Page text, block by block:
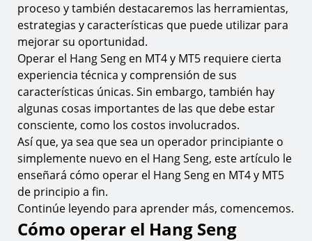
1. Descargue la plataforma de comercio MT4 o MT5
Paso 1. Registre su cuenta
3. Paso 2. Cree una cuenta demo o en vivo
4. Paso 3. Descargue la plataforma de comercio MT4 o
MT5
5.
Paso 4. Fondee su cuenta
6. Paso 5. Transfiera sus fondos a la plataforma de
comercio MT4 o MT5
7. Paso 6. Inicie sesión en la plataforma de comercio
MT4 o MT5
Cómo encontrar el Hang Seng (HK50) en MT4 y
MT5
proceso y también destacaremos las herramientas,
estrategias y características que puede utilizar para
mejorar su oportunidad.
Operar el Hang Seng en MT4 y MT5 requiere cierta
experiencia técnica y comprensión de sus
características únicas. Sin embargo, también hay
algunas cosas importantes de las que debe estar
consciente, como los costos involucrados.
Así que, ya sea que sea un operador principiante o
simplemente nuevo en el Hang Seng, este artículo le
enseñará cómo operar el Hang Seng en MT4 y MT5
de principio a fin.
Continúe leyendo para aprender más, comencemos.
Cómo operar el Hang Seng